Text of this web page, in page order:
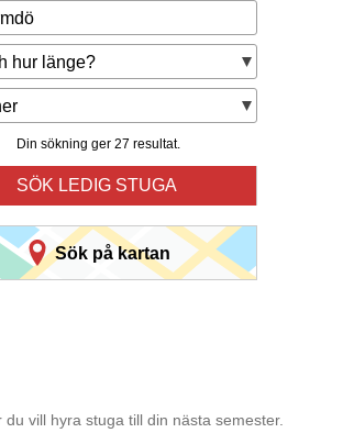
din
hur länge?
Din sökning ger 27 resultat.
SÖK LEDIG STUGA
Sök på kartan
vill hyra stuga till din nästa semester.